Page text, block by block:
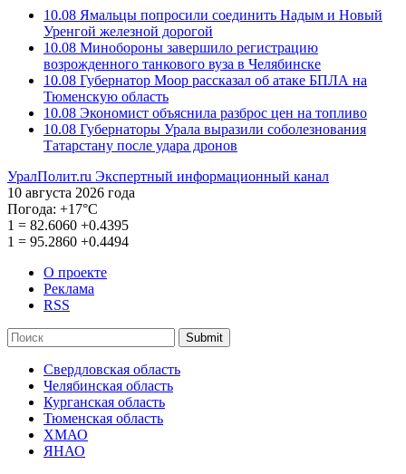
10.08 Ямальцы попросили соединить Надым и Новый
Уренгой железной дорогой
10.08 Минобороны завершило регистрацию
возрожденного танкового вуза в Челябинске
10.08 Губернатор Моор рассказал об атаке БПЛА на
Тюменскую область
10.08 Экономист объяснила разброс цен на топливо
10.08 Губернаторы Урала выразили соболезнования
Татарстану после удара дронов
УралПолит.ru Экспертный информационный канал
10 августа 2026 года
Погода: +17°С
1 = 82.6060 +0.4395
1 = 95.2860 +0.4494
О проекте
Реклама
RSS
Submit
Свердловская область
Челябинская область
Курганская область
Тюменская область
ХМАО
ЯНАО